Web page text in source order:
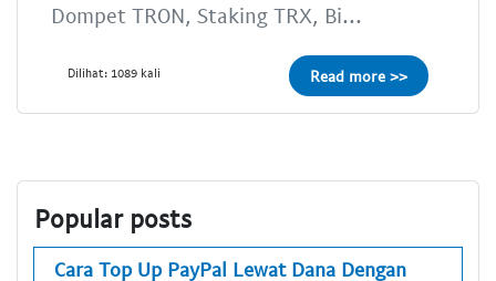
Dompet TRON, Staking TRX, Bi...
Dilihat: 1089 kali Read more >>
Popular posts
Cara Top Up PayPal Lewat Dana Dengan